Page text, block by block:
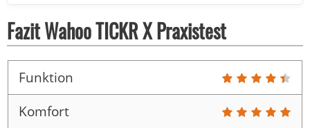
Fazit Wahoo TICKR X Praxistest
Funktion
Komfort